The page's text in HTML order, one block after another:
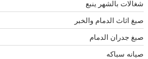
شغالات بالشهر ينبع
صبغ اثاث الدمام والخبر
صبغ جدران الدمام
صيانه سباكه